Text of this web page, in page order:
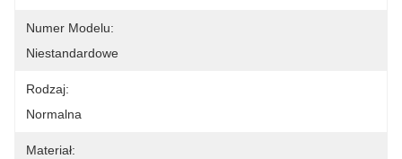
Numer Modelu:
Niestandardowe
Rodzaj:
Normalna
Materiał: